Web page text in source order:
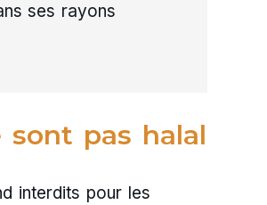
ses rayons
sont pas halal
interdits pour les